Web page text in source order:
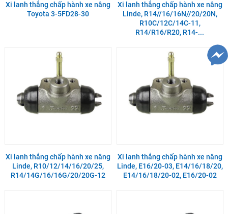
Xi lanh thắng chấp hành xe nâng
Toyota 3-5FD28-30
Xi lanh thắng chấp hành xe nâng
Linde, R14//16/16N//20/20N,
R10C/12C/14C-11,
R14/R16/R20, R14-...
Xi lanh thắng chấp hành xe nâng
Linde, R10/12/14/16/20/25,
R14/14G/16/16G/20/20G-12
Xi lanh thắng chấp hành xe nâng
Linde, E16/20-03, E14/16/18/20,
E14/16/18/20-02, E16/20-02